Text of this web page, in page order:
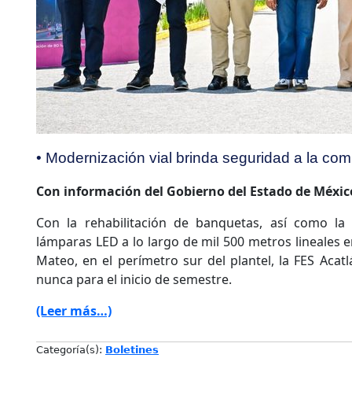
• Modernización vial brinda seguridad a la
Con información del Gobierno del Estado de
Con la rehabilitación de banquetas, así como
lámparas LED a lo largo de mil 500 metros lineales
Mateo, en el perímetro sur del plantel, la FES
nunca para el inicio de semestre.
(Leer más…)
Categoría(s): Boletines